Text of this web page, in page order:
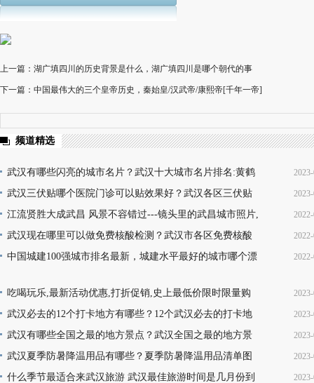
上一篇：湖广填四川的历史背景是什么，湖广填四川是哪个朝代的事
下一篇：中国最伟大的三个皇帝历史，秦始皇/汉武帝/康熙帝[千年一帝]
频道精选
武汉有哪些闪亮的城市名片？武汉十大城市名片排名:黄鹤
楼热干面无人不知无人不晓
武汉三伏贴哪个医院门诊可以贴效果好？武汉各区三伏贴
医院门诊名单地址(就诊时间+门诊地点+价格查询+预
江流贤胜大成武昌 风景不容错过---镜头里的武昌城市照片,
韵味十足又充满活力
武汉现在哪里可以做免费核酸检测？武汉市各区免费核酸
检测地点位置咨询电话及时间(部分24小时检测)
中国城建100强城市排名最新，城建水平最好的城市哪个漂
吃喝玩乐,最新活动优惠,打折促销,史上最低价限时限量购
买,天天更新,超省钱,快来抢购!
武汉必去的12个打卡地方有哪些？12个武汉必去的打卡地
地址推荐
武汉有哪些全国之最的地方景点？武汉全国之最的地方景
点名称介绍及图片大全欣赏
武汉夏季防暑降温用品有哪些？夏季防暑降温用品清单图
片
什么季节最适合来武汉旅游 武汉最佳旅游时间是几月份到